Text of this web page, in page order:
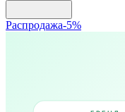
Распродажа-5%